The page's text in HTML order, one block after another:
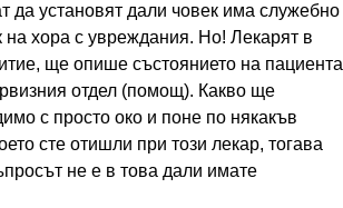
да установят дали човек има служебно
на хора с увреждания. Но! Лекарят в
ще опише състоянието на пациента
отдел (помощ). Какво ще
с просто око и поне по някакъв
сте отишли ​​при този лекар, тогава
не е в това дали имате